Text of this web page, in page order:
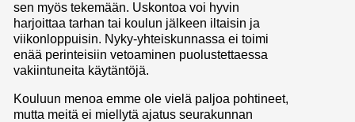
sen myös tekemään. Uskontoa voi hyvin
harjoittaa tarhan tai koulun jälkeen iltaisin ja
viikonloppuisin. Nyky-yhteiskunnassa ei toimi
enää perinteisiin vetoaminen puolustettaessa
vakiintuneita käytäntöjä.
Kouluun menoa emme ole vielä paljoa pohtineet,
mutta meitä ei miellytä ajatus seurakunnan